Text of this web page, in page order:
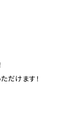
だけます！